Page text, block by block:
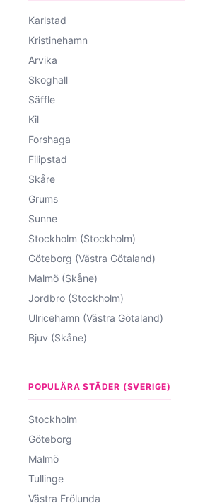
Karlstad
Kristinehamn
Arvika
Skoghall
Säffle
Kil
Forshaga
Filipstad
Skåre
Grums
Sunne
Stockholm (Stockholm)
Göteborg (Västra Götaland)
Malmö (Skåne)
Jordbro (Stockholm)
Ulricehamn (Västra Götaland)
Bjuv (Skåne)
POPULÄRA STÄDER (SVERIGE)
Stockholm
Göteborg
Malmö
Tullinge
Västra Frölunda